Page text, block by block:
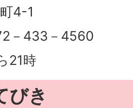
4-1
－433－4560
21時
びき